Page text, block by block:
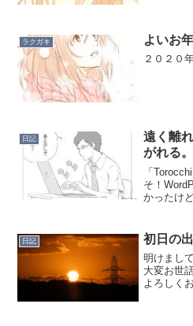
ラクガキ よいお
２０２０
日記
遠く離
がれる。
「
そ！
かったけ
ら２０２
日記 初日の
明けまし
大変お世
よろしく